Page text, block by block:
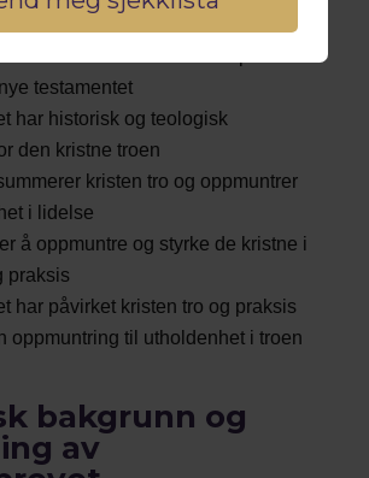
testamentet
har historisk og teologisk
den kristne troen
kristen tro og oppmuntrer
i lidelse
å oppmuntre og styrke de kristne i
praksis
har påvirket kristen tro og praksis
oppmuntring til utholdenhet i troen
bakgrunn og
av